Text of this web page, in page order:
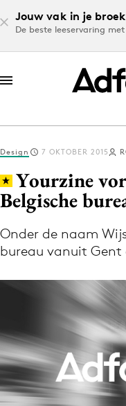
Jouw vak in je
De beste leeservaring
Log in
Volg het laatste
Menu
Home
Design 7 OKTOBER 2015
Yourzine
Belgische
Onder de naam
bureau vanuit Gent